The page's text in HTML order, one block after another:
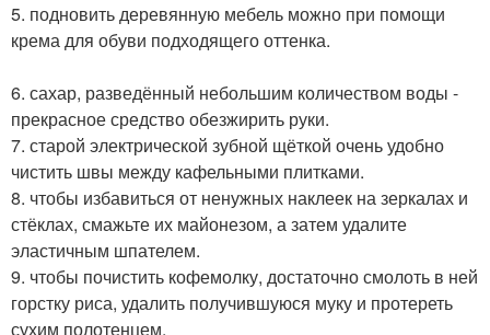
5. подновить деревянную мебель можно при помощи
крема для обуви подходящего оттенка.
6. сахар, разведённый небольшим количеством воды -
прекрасное средство обезжирить руки.
7. старой электрической зубной щёткой очень удобно
чистить швы между кафельными плитками.
8. чтобы избавиться от ненужных наклеек на зеркалах и
стёклах, смажьте их майонезом, а затем удалите
эластичным шпателем.
9. чтобы почистить кофемолку, достаточно смолоть в ней
горстку риса, удалить получившуюся муку и протереть
сухим полотенцем.